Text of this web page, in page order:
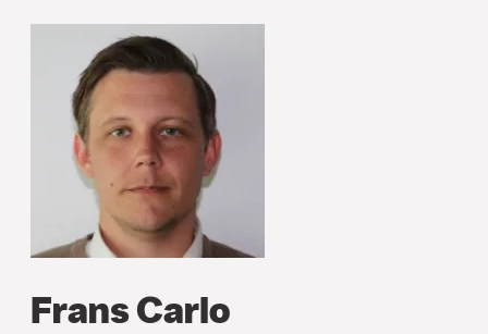
Frans Carlo